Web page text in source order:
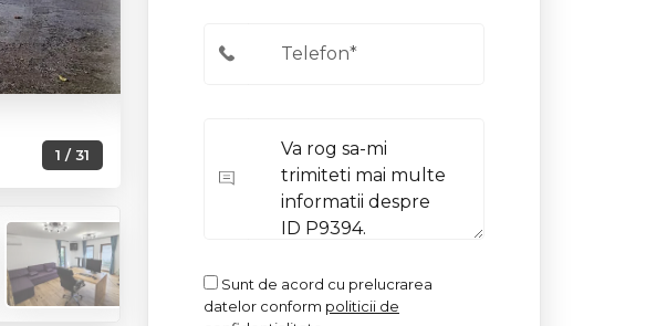
1 / 31
Sunt de acord cu prelucrarea
datelor conform politicii de